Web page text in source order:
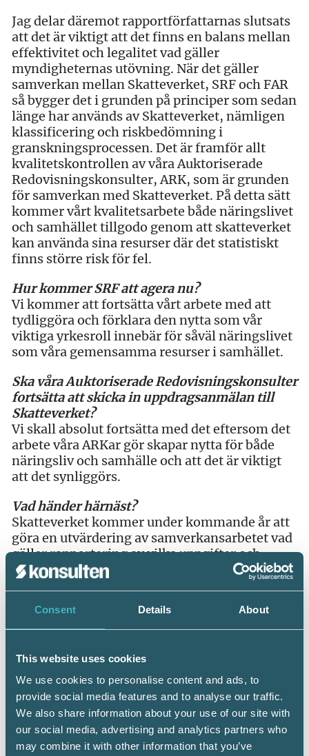
Consent Details About
This website uses cookies
We use cookies to personalise content and ads, to
provide social media features and to analyse our traffic.
We also share information about your use of our site with
our social media, advertising and analytics partners who
may combine it with other information that you’ve
Jag delar däremot rapportförfattarnas slutsats
att det är viktigt att det finns en balans mellan
effektivitet och legalitet vad gäller
myndigheternas utövning. När det gäller
samverkan mellan Skatteverket, SRF och FAR
så bygger det i grunden på principer som sedan
länge har används av Skatteverket, nämligen
klassificering och riskbedömning i
granskningsprocessen. Det är framför allt
kvalitetskontrollen av våra Auktoriserade
Redovisningskonsulter, ARK, som är grunden
för samverkan med Skatteverket. På detta sätt
kommer vårt kvalitetsarbete både näringslivet
och samhället tillgodo genom att skatteverket
kan använda sina resurser där det statistiskt
finns större risk för fel.
Hur kommer SRF att agera nu?
Vi kommer att fortsätta vårt arbete med att
tydliggöra och förklara den nytta som vår
viktiga yrkesroll innebär för såväl näringslivet
som våra gemensamma resurser i samhället.
Ska våra Auktoriserade Redovisningskonsulter
fortsätta att skicka in uppdragsanmälan till
Skatteverket?
Vi skall absolut fortsätta med det eftersom det
arbete våra ARKar gör skapar nytta för både
näringsliv och samhälle och att det är viktigt
att det synliggörs.
Vad händer härnäst?
Skatteverket kommer under kommande år att
göra en utvärdering av samverkansarbetet vad
gäller rapportering av vilka uppgifter och
deklarationer som ARK har utfört. Vi följer
givetvis utvecklingen och kommer att ha
det viktigt att vi visar upp en gemensam
tydlighet genom att anmäla sig till samverkan.
Läs mer och ta del av rapporten som
presenterades >>